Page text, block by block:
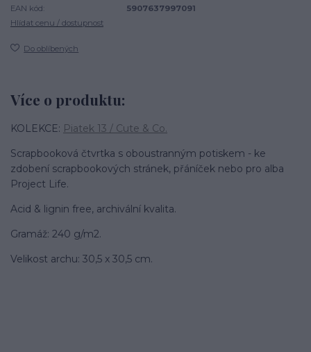
EAN kód:
5907637997091
Hlídat cenu / dostupnost
Do oblíbených
Více o produktu:
KOLEKCE: Piatek 13 / Cute & Co.
Scrapbooková čtvrtka s oboustranným potiskem - ke
zdobení scrapbookových stránek, přáníček nebo pro alba
Project Life.
Acid & lignin free, archivální kvalita.
Gramáž: 240 g/m2.
Velikost archu: 30,5 x 30,5 cm.